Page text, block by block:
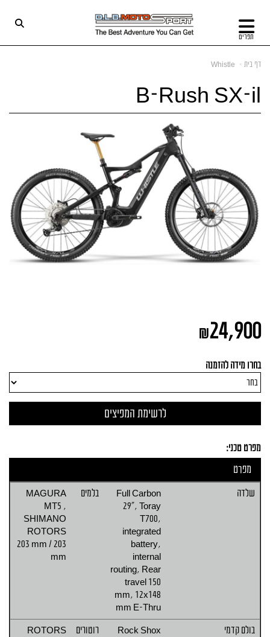
תפריט
דף בית Whistle
B-Rush SX-il
₪24,900
בחרו מידה להזמנה
מפרט טכני:
מפרט
שלדה
Full Carbon
29", Toray
T700,
integrated
battery,
internal
routing, Rear
travel 150
mm, 12x148
mm E-Thru
בלמים
MAGURA
MT5 ,
SHIMANO
ROTORS
203 mm / 203
mm
בולם קדמי
Rock Shox
רוטורים
ROTORS